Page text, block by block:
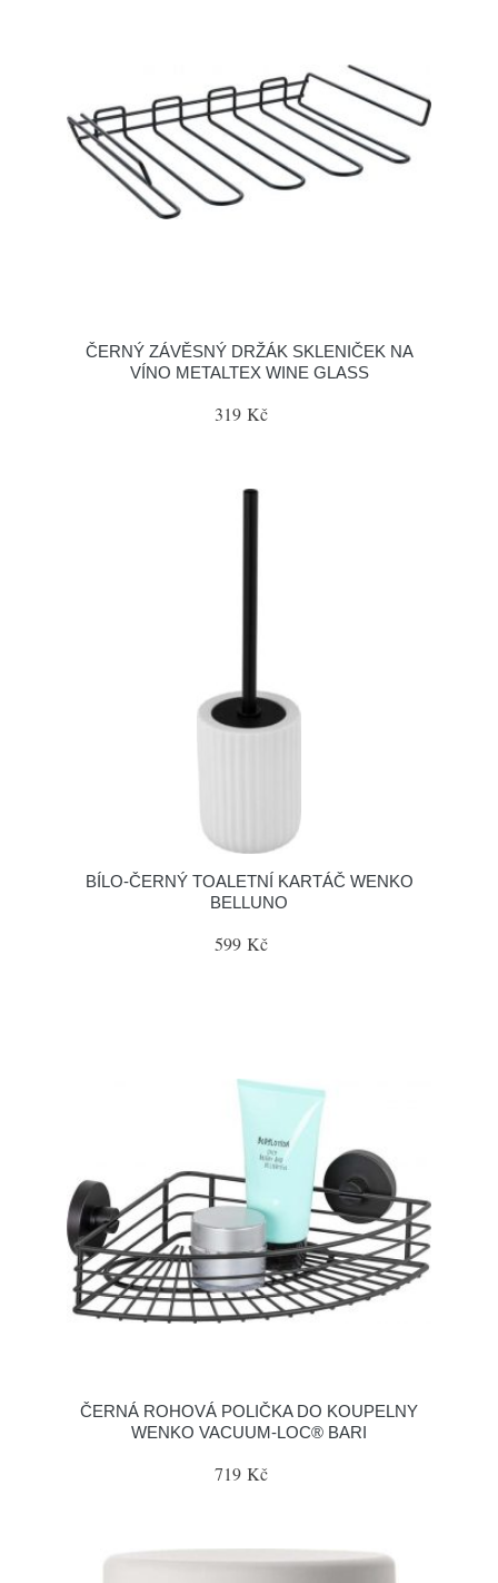
ČERNÝ ZÁVĚSNÝ DRŽÁK SKLENIČEK NA
VÍNO METALTEX WINE GLASS
319 Kč
BÍLO-ČERNÝ TOALETNÍ KARTÁČ WENKO
BELLUNO
599 Kč
ČERNÁ ROHOVÁ POLIČKA DO KOUPELNY
WENKO VACUUM-LOC® BARI
719 Kč